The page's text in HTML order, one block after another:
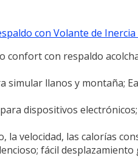
con Volante de Inercia
confort con respaldo
simular llanos y montaña;
dispositivos
la velocidad, las calorías
fácil